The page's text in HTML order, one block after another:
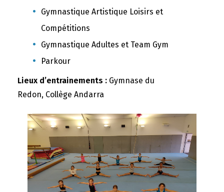
Gymnastique Artistique Loisirs et
Compétitions
Gymnastique Adultes et Team Gym
Parkour
Lieux d’entrainements : Gymnase du
Redon, Collège Andarra